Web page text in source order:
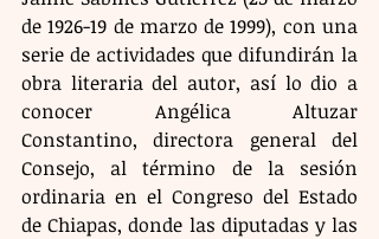
de 1926-19 de marzo de 1999), con una
serie de actividades que difundirán la
obra literaria del autor, así lo dio a
conocer Angélica Altuzar
Constantino, directora general del
Consejo, al término de la sesión
ordinaria en el Congreso del Estado
de Chiapas, donde las diputadas y las